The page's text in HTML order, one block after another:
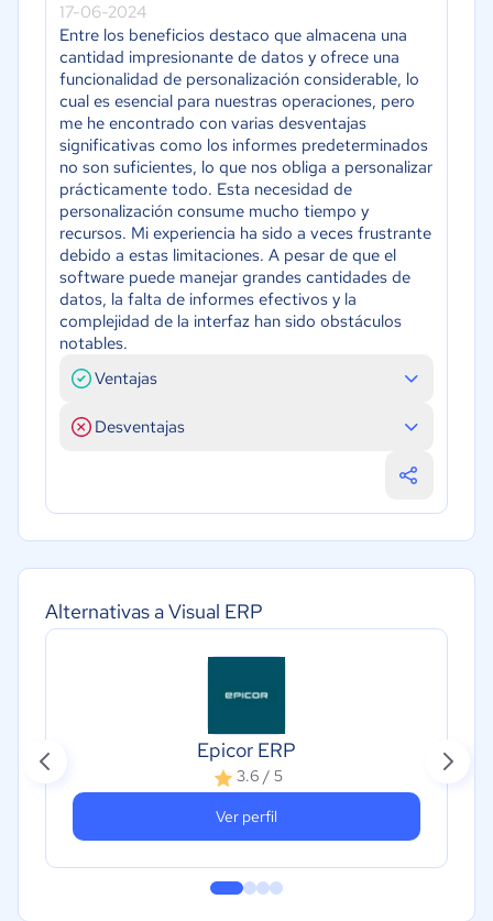
Alternativas a Visual ERP
Epicor ERP
3.6 / 5
Ver perfil
17-06-2024
Entre los beneficios destaco que almacena una
cantidad impresionante de datos y ofrece una
funcionalidad de personalización considerable, lo
cual es esencial para nuestras operaciones, pero
me he encontrado con varias desventajas
significativas como los informes predeterminados
no son suficientes, lo que nos obliga a personalizar
prácticamente todo. Esta necesidad de
personalización consume mucho tiempo y
recursos. Mi experiencia ha sido a veces frustrante
debido a estas limitaciones. A pesar de que el
software puede manejar grandes cantidades de
datos, la falta de informes efectivos y la
complejidad de la interfaz han sido obstáculos
notables.
Ventajas
Desventajas